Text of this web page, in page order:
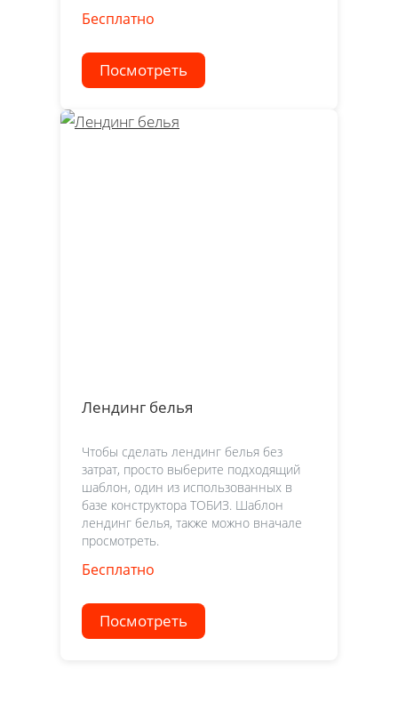
Бесплатно
Посмотреть
Лендинг белья
Чтобы сделать лендинг белья без
затрат, просто выберите подходящий
шаблон, один из использованных в
базе конструктора ТОБИЗ. Шаблон
лендинг белья, также можно вначале
просмотреть.
Бесплатно
Посмотреть